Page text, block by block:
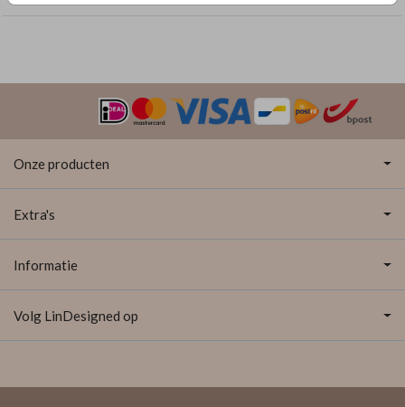
Onze producten
Extra's
Informatie
Volg LinDesigned op